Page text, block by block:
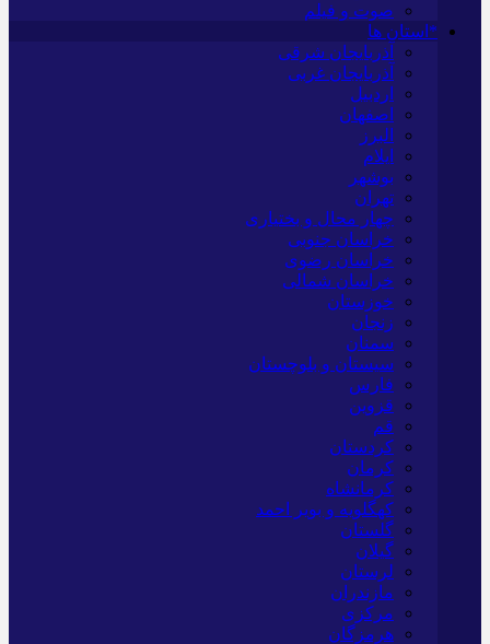
صوت و فیلم
*استان ها
آذربایجان شرقی
آذربایجان غربی
اردبیل
اصفهان
البرز
ایلام
بوشهر
تهران
چهار محال و بختیاری
خراسان جنوبی
خراسان رضوی
خراسان شمالی
خوزستان
زنجان
سمنان
سیستان و بلوچستان
فارس
قزوین
قم
کردستان
کرمان
کرمانشاه
کهگلویه و بویر احمد
گلستان
گیلان
لرستان
مازندران
مرکزی
هرمزگان